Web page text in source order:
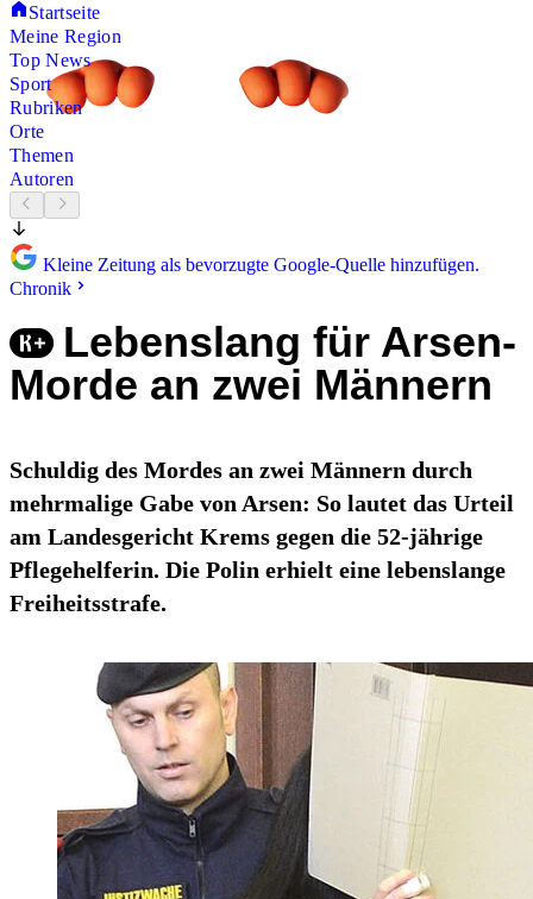
Startseite
Meine Region
Top News
Sport
Rubriken
Orte
Themen
Autoren
Kleine Zeitung als bevorzugte Google-Quelle hinzufügen.
Chronik
Lebenslang für Arsen-
Morde an zwei Männern
Schuldig des Mordes an zwei Männern durch
mehrmalige Gabe von Arsen: So lautet das Urteil
am Landesgericht Krems gegen die 52-jährige
Pflegehelferin. Die Polin erhielt eine lebenslange
Freiheitsstrafe.